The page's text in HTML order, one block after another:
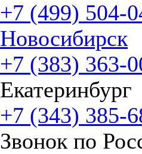
+7 (499) 504-
Новосибирск
+7 (383) 363-
Екатеринбург
+7 (343) 385-
Звонок по